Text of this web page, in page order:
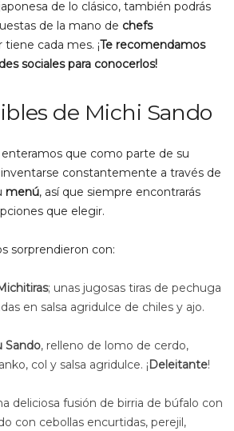
de lo clásico, también podrás
de la mano de chefs
cada mes. ¡Te recomendamos
sociales para conocerlos!
de Michi Sando
enteramos que como parte de su
constantemente a través de
menú, así que siempre encontrarás
que elegir.
sorprendieron con:
; unas jugosas tiras de pechuga
en salsa agridulce de chiles y ajo.
Sando, relleno de lomo de cerdo,
col y salsa agridulce. ¡ Deleitante!
deliciosa fusión de birria de búfalo con
con cebollas encurtidas, perejil,